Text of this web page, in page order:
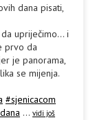
dana pisati,
upriječimo... i
prvo da
je panorama,
se mijenja.
#sjenicacom
... vidi još